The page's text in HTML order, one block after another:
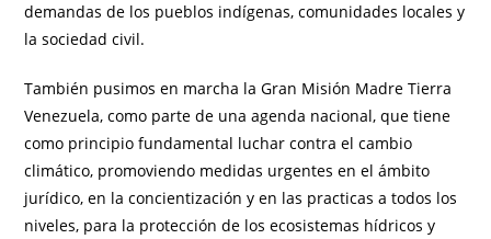
demandas de los pueblos indígenas, comunidades locales y
la sociedad civil.
También pusimos en marcha la Gran Misión Madre Tierra
Venezuela, como parte de una agenda nacional, que tiene
como principio fundamental luchar contra el cambio
climático, promoviendo medidas urgentes en el ámbito
jurídico, en la concientización y en las practicas a todos los
niveles, para la protección de los ecosistemas hídricos y